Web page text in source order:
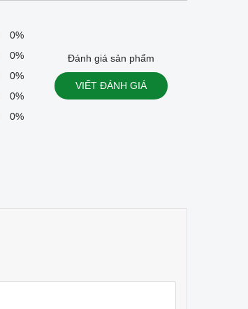
0%
0%
0%
0%
0%
Đánh giá sản phẩm
VIẾT ĐÁNH GIÁ